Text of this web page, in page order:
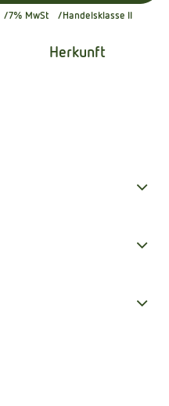
7% MwSt Handelsklasse II
Herkunft